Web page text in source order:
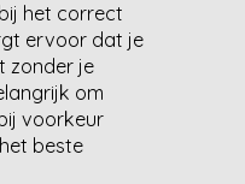
het correct
ervoor dat je
zonder je
om
voorkeur
beste